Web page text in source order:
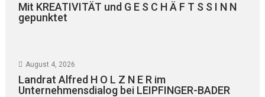
Mit KREATIVITÄT und G E S C H Ä F T S S I N N
gepunktet
August 4, 2026
Landrat Alfred H O L Z N E R im
Unternehmensdialog bei LEIPFINGER-BADER